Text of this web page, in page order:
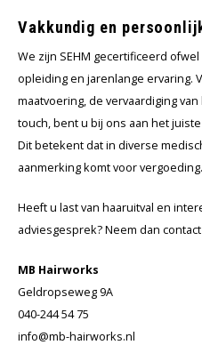
Vakkundig en
We zijn SEHM gecertificeerd
opleiding en jarenlange ervaring.
maatvoering, de vervaardiging
touch, bent u bij ons aan het
Dit betekent dat in diverse
aanmerking komt voor vergoeding.
Heeft u last van haaruitval en
adviesgesprek? Neem dan
MB Hairworks
Geldropseweg 9A
040-244 54 75
info@mb-hairworks.nl